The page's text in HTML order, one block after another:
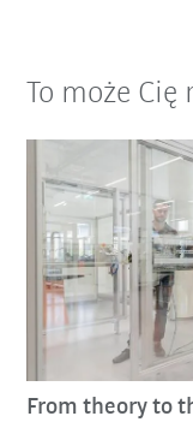
To może
From theory to